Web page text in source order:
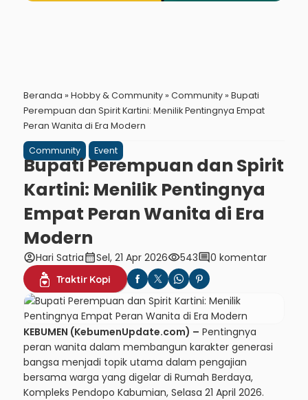
Beranda » Hobby & Community» Community» Bupati
Perempuan dan Spirit Kartini: Menilik Pentingnya Empat
Peran Wanita di Era Modern
Community Event
Bupati Perempuan dan Spirit
Kartini: Menilik Pentingnya
Empat Peran Wanita di Era
Modern
account_circleHari Satriacalendar_monthSel, 21 Apr 2026visibility543comment0 komentar
Traktir Kopi
KEBUMEN (KebumenUpdate.com) – Pentingnya
peran wanita dalam membangun karakter generasi
bangsa menjadi topik utama dalam pengajian
bersama warga yang digelar di Rumah Berdaya,
Kompleks Pendopo Kabumian, Selasa 21 April 2026.